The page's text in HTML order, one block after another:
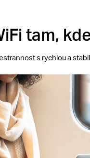
tam,
s rychlou a